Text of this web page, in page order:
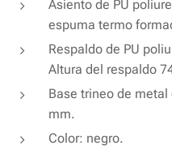
Asiento de PU
espuma termo
Respaldo de PU
Altura del respaldo
Base trineo de
mm.
Color: negro.